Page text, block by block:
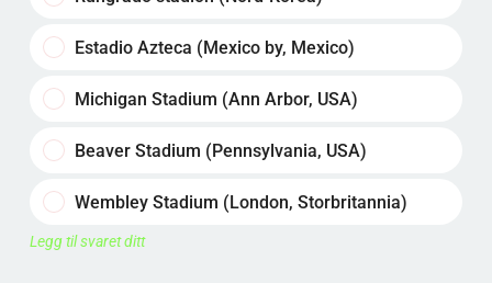
Estadio Azteca (Mexico by, Mexico)
Michigan Stadium (Ann Arbor, USA)
Beaver Stadium (Pennsylvania, USA)
Wembley Stadium (London, Storbritannia)
Legg til svaret ditt